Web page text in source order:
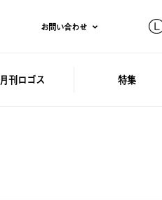
お問い合わせ
月刊ロゴス 特集